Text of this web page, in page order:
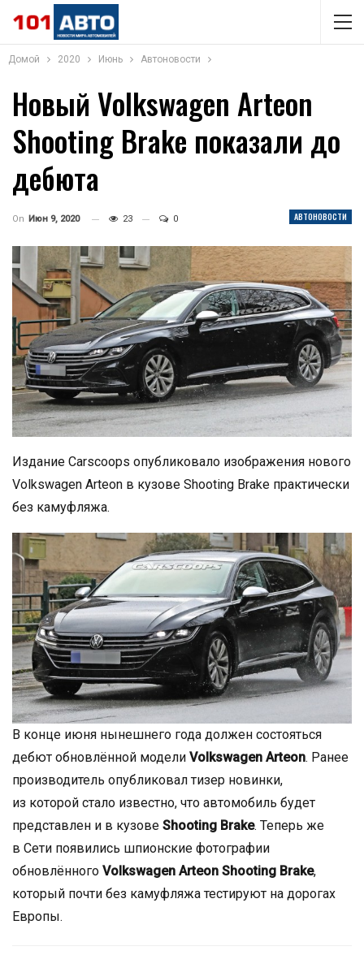
Домой 2020 Июнь Автоновости
Новый Volkswagen Arteon
Shooting Brake показали до
дебюта
АВТОНОВОСТИ
On Июн 9, 2020 23 0
Издание Carscoops опубликовало изображения нового
Volkswagen Arteon в кузове Shooting Brake практически
без камуфляжа.
В конце июня нынешнего года должен состояться
дебют обновлённой модели Volkswagen Arteon. Ранее
производитель опубликовал тизер новинки,
из которой стало известно, что автомобиль будет
представлен и в кузове Shooting Brake. Теперь же
в Сети появились шпионские фотографии
обновлённого Volkswagen Arteon Shooting Brake,
который почти без камуфляжа тестируют на дорогах
Европы.